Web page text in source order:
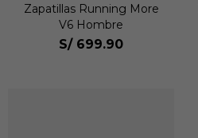
Zapatillas Running More
V6 Hombre
S/ 699.90